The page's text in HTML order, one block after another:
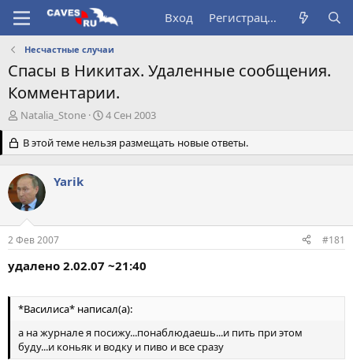
Вход Регистрация
Несчастные случаи
Спасы в Никитах. Удаленные сообщения.
Комментарии.
А
т
о
р
т
е
м
ы
Natalia_Stone
Д
т
а
л
4 Сен 2003
В этой теме нельзя размещать новые ответы.
Yarik
2 Фев 2007 #181
удалено 2.02.07 ~21:40
*Василиса* написал(а):
а на журнале я посижу...понаблюдаешь...и пить при этом
буду...и коньяк и водку и пиво и все сразу